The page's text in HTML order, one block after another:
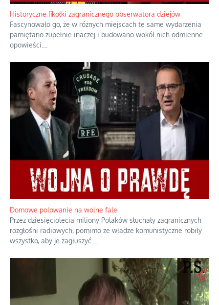
Historyczne fikołki zagranicznego obserwatora dziejów
Fascynowało go, że w różnych miejscach te same wydarzenia
pamiętano zupełnie inaczej i budowano wokół nich odmienne
opowieści.
Domowe polowanie na wolne fale
Przez dziesięciolecia miliony Polaków słuchały zagranicznych
rozgłośni radiowych, pomimo że władze komunistyczne robiły
wszystko, aby je zagłuszyć.